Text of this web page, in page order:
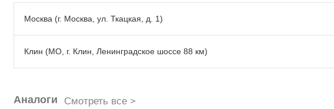
Москва (г. Москва, ул. Ткацкая, д. 1)
Клин (МО, г. Клин, Ленинградское шоссе 88 км)
Аналоги Смотреть все >